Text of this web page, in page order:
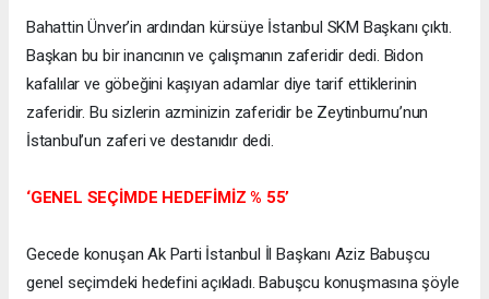
Bahattin Ünver’in ardından kürsüye İstanbul SKM Başkanı çıktı.
Başkan bu bir inancının ve çalışmanın zaferidir dedi. Bidon
kafalılar ve göbeğini kaşıyan adamlar diye tarif ettiklerinin
zaferidir. Bu sizlerin azminizin zaferidir be Zeytinburnu’nun
İstanbul’un zaferi ve destanıdır dedi.
‘GENEL SEÇİMDE HEDEFİMİZ % 55’
Gecede konuşan Ak Parti İstanbul İl Başkanı Aziz Babuşcu
genel seçimdeki hedefini açıkladı. Babuşcu konuşmasına şöyle